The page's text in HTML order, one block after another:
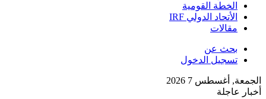
الخطة القومية
الأتحاد الدولي IRF
مقالات
بحث عن
تسجيل الدخول
الجمعة, أغسطس 7 2026
أخبار عاجلة